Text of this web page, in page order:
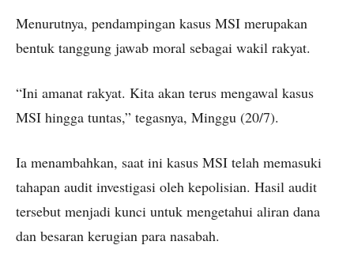
Menurutnya, pendampingan kasus MSI merupakan
bentuk tanggung jawab moral sebagai wakil rakyat.
“Ini amanat rakyat. Kita akan terus mengawal kasus
MSI hingga tuntas,” tegasnya, Minggu (20/7).
Ia menambahkan, saat ini kasus MSI telah memasuki
tahapan audit investigasi oleh kepolisian. Hasil audit
tersebut menjadi kunci untuk mengetahui aliran dana
dan besaran kerugian para nasabah.